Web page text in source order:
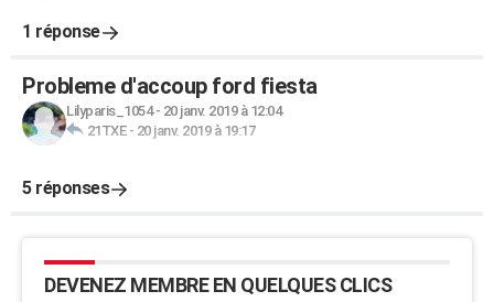
1 réponse
Probleme d'accoup ford fiesta
Lilyparis_1054- 20 janv. 2019 à 12:04
21TXE- 20 janv. 2019 à 19:17
5 réponses
DEVENEZ MEMBRE EN QUELQUES CLICS